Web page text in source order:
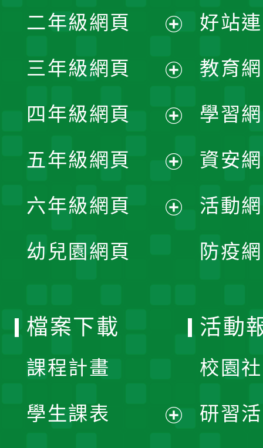
開
選
單
二年級網頁
開
選
單
三年級網頁
開
選
單
四年級網頁
開
選
五年級網頁
開
六年級網頁
幼兒園網頁
好站
教育
學習
資安
活動
防疫
檔案下載
課程計畫
學生課表
活動
校園
研習